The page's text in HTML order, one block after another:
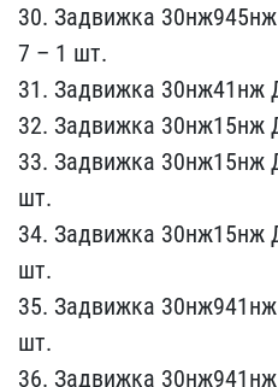
30. Задвижка
7 – 1 шт.
31. Задвижка​ 30нж41нж
3​2. Задвижка 30нж15нж
33. Задвижка 3​0нж15нж
шт.
34. Задвижка 30​нж15нж
шт.
35. Задвижка
шт.
36. Задвижка